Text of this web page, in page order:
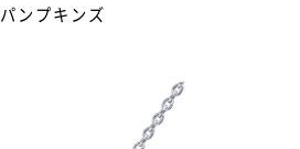
パンプキンズ